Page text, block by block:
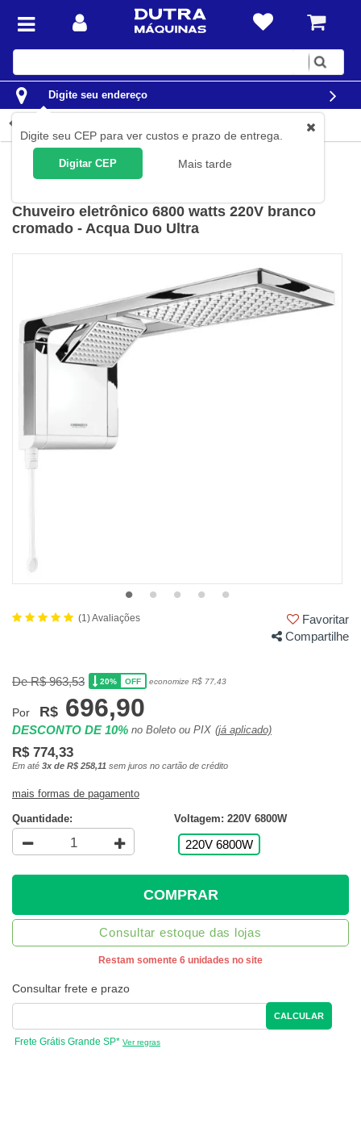
Digite
Digite seu endereço
Digite seu CEP para ver custos e prazo de entrega.
Digitar CEP Mais tarde
Chuveiros e Torneiras Elétricas
Chuveiro eletrônico 6800 watts 220V branco
cromado - Acqua Duo Ultra
(1) Avaliações
Favoritar
Compartilhe
De R$ 963,53 20% OFF economize R$ 77,43
Por R$ 696,90
DESCONTO DE 10% no Boleto ou PIX (já aplicado)
R$ 774,33
Em até 3x de R$ 258,11 sem juros no cartão de crédito
mais formas de pagamento
Quantidade: Voltagem: 220V 6800W
220V 6800W
COMPRAR
Consultar estoque das lojas
Restam somente 6 unidades no site
Consultar frete e prazo
CALCULAR
Frete Grátis Grande SP* Ver regras